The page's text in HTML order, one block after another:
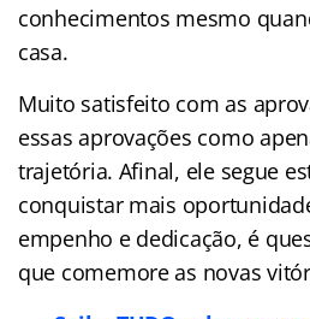
conhecimentos mesmo
casa.
Muito satisfeito com as
essas aprovações como
trajetória. Afinal, ele segue
conquistar mais
empenho e dedicação, é
que comemore as novas